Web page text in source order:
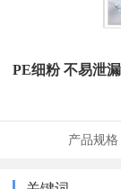
PE细粉 不易泄
产品规格